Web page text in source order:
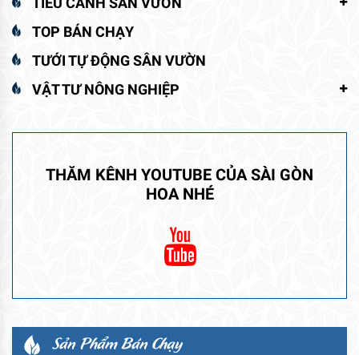
TOP BÁN CHẠY
TƯỚI TỰ ĐỘNG SÂN VƯỜN
VẬT TƯ NÔNG NGHIỆP
THĂM KÊNH YOUTUBE CỦA SÀI GÒN
HOA NHÉ
Sản Phẩm Bán Chạy